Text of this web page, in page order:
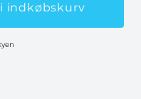
indkøbskurv